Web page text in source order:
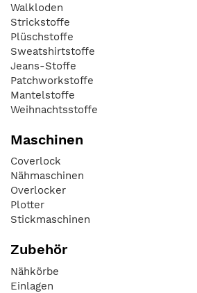
Walkloden
Strickstoffe
Plüschstoffe
Sweatshirtstoffe
Jeans-Stoffe
Patchworkstoffe
Mantelstoffe
Weihnachtsstoffe
Maschinen
Coverlock
Nähmaschinen
Overlocker
Plotter
Stickmaschinen
Zubehör
Nähkörbe
Einlagen